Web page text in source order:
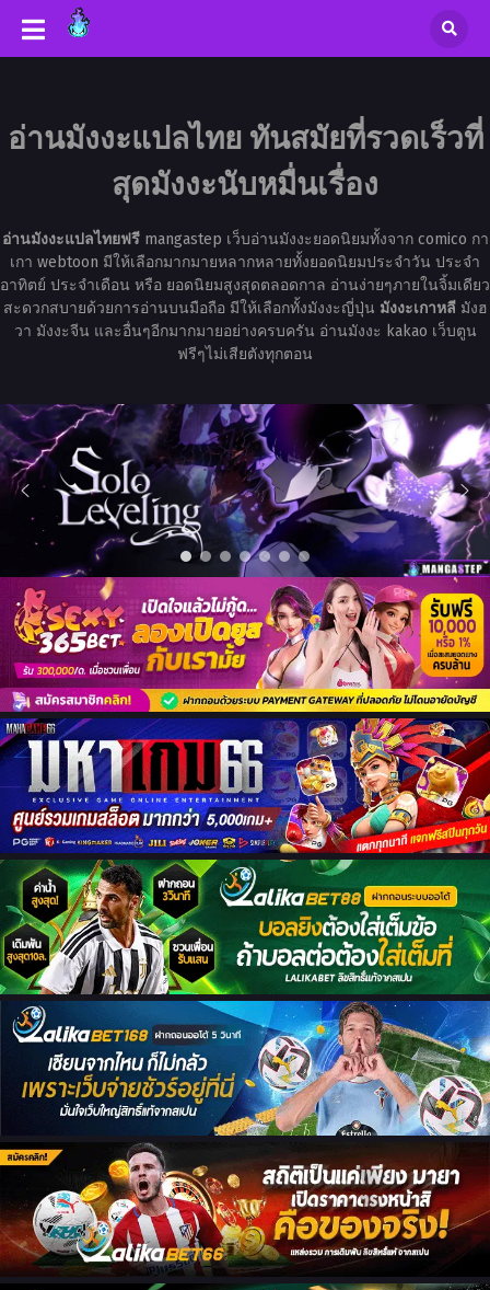
อ่านมังงะแปลไทย ทันสมัยที่รวดเร็วที่
สุดมังงะนับหมื่นเรื่อง
อ่านมังงะแปลไทยฟรีmangastep เว็บอ่านมังงะยอดนิยมทั้งจาก comico กา
เกา webtoon มีให้เลือกมากมายหลากหลายทั้งยอดนิยมประจำวัน ประจำ
อาทิตย์ ประจำเดือน หรือ ยอดนิยมสูงสุดตลอดกาล อ่านง่ายๆภายในจิ้มเดียว
สะดวกสบายด้วยการอ่านบนมือถือ มีให้เลือกทั้งมังงะญี่ปุ่น มังงะเกาหลีมังฮ
วา มังงะจีน และอื่นๆอีกมากมายอย่างครบครัน อ่านมังงะ kakao เว็บตูน
ฟรีๆไม่เสียตังทุกตอน